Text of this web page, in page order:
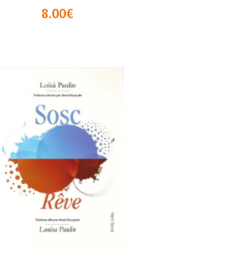
8.00€